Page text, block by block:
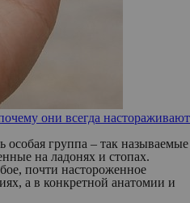
они всегда настораживают
особая группа – так называемые
на ладонях и стопах.
почти настороженное
а в конкретной анатомии и